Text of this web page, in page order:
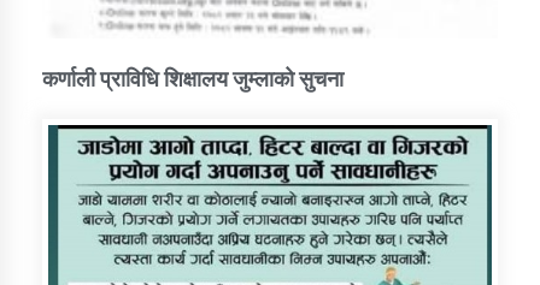
कर्णाली प्राविधि शिक्षालय जुम्लाको सुचना